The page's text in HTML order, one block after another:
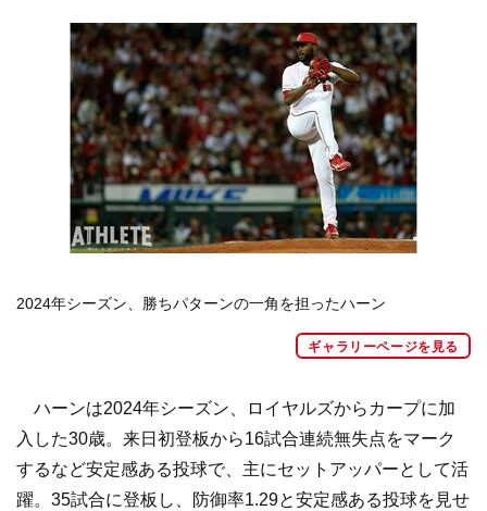
2024年シーズン、勝ちパターンの一角を担ったハーン
ギャラリーページを見る
ハーンは2024年シーズン、ロイヤルズからカープに加
入した30歳。来日初登板から16試合連続無失点をマーク
するなど安定感ある投球で、主にセットアッパーとして活
躍。35試合に登板し、防御率1.29と安定感ある投球を見せ